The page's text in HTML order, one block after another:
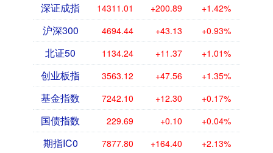
深证成指 14311.01 +200.89 +1.42%
沪深300 4694.44 +43.13 +0.93%
北证50 1134.24 +11.37 +1.01%
创业板指 3563.12 +47.56 +1.35%
基金指数 7242.10 +12.30 +0.17%
国债指数 229.69 +0.10 +0.04%
期指IC0 7877.80 +164.40 +2.13%